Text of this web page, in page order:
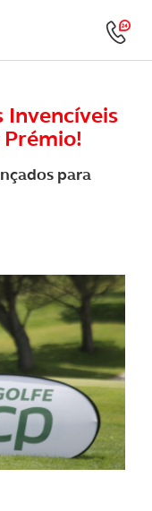
Invencíveis
Prémio!
para